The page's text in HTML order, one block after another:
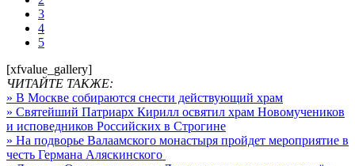
3
4
5
[xfvalue_gallery]
ЧИТАЙТЕ ТАКЖЕ:
» В Москве собираются снести действующий храм
» Святейший Патриарх Кирилл освятил храм Новомучеников
и исповедников Российских в Строгине
» На подворье Валаамского монастыря пройдет мероприятие в
честь Германа Аляскинского